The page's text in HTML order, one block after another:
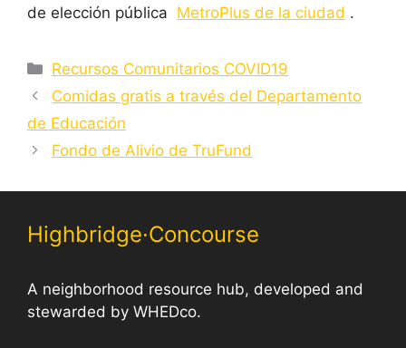
de elección pública MetroPlus de la ciudad .
Categorías
Recursos Comunitarios COVID19
Comidas gratis a través del Departamento
de Educación
Fondo de Alivio de TruFund
Highbridge·Concourse
A neighborhood resource hub, developed and
stewarded by WHEDco.